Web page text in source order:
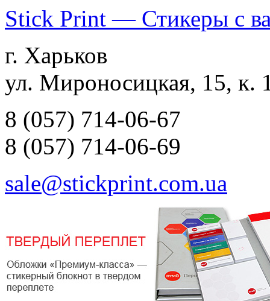
Stick Print — Стикеры с
г. Харьков
ул. Мироносицкая, 15, к.
8 (057) 714-06-67
8 (057) 714-06-69
sale@stickprint.com.ua